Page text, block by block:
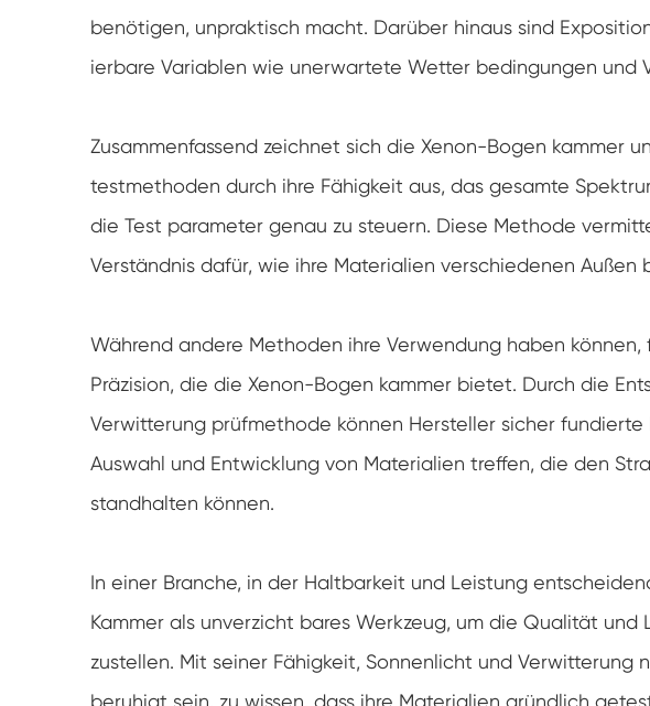
PV-Panel-
Kalte Klima
Temperatur
Umwelt
Stabilitäts
benötigen, unpraktisch macht. Darüber hinaus sind
ierbare Variablen wie unerwartete Wetter bedingungen und
Zusammenfassend zeichnet sich die Xenon-Bogen kammer
testmethoden durch ihre Fähigkeit aus, das gesamte
die Test parameter genau zu steuern. Diese Methode
Verständnis dafür, wie ihre Materialien verschiedenen Außen
Während andere Methoden ihre Verwendung haben
Präzision, die die Xenon-Bogen kammer bietet. Durch die
Verwitterung prüfmethode können Hersteller sicher
Auswahl und Entwicklung von Materialien treffen, die den
standhalten können.
In einer Branche, in der Haltbarkeit und Leistung
Kammer als unverzicht bares Werkzeug, um die Qualität
zustellen. Mit seiner Fähigkeit, Sonnenlicht und Verwitterung
beruhigt sein, zu wissen, dass ihre Materialien gründlich